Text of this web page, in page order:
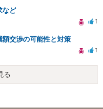
など
1
交渉の可能性と対策
1
る